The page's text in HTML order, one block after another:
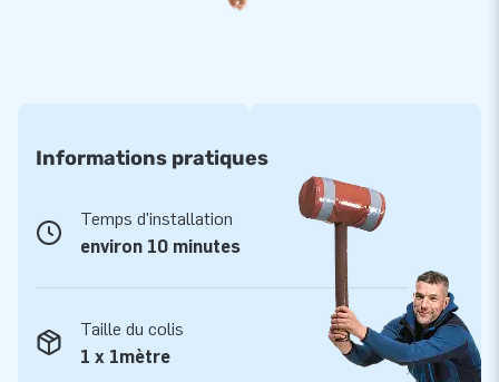
permanence afin de proposer des attractions gonflables
uniques ! JB c'est aussi l'assurance d’un service et d’une
Informations pratiques
Temps d'installation
environ 10 minutes
Taille du colis
1 x 1mètre